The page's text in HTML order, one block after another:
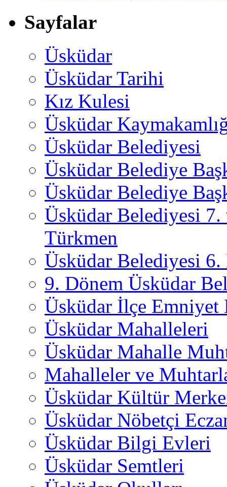
Sayfalar
Üsküdar
Üsküdar Tarihi
Kız Kulesi
Üsküdar
Üsküdar Belediyesi
Üsküdar Belediye
Üsküdar Belediye
Üsküdar Belediyesi
Türkmen
Üsküdar Belediyesi 6.
9. Dönem Üsküdar
Üsküdar İlçe
Üsküdar Mahalleleri
Üsküdar Mahalle
Mahalleler ve
Üsküdar Kültür
Üsküdar Nöbetçi
Üsküdar Bilgi Evleri
Üsküdar Semtleri